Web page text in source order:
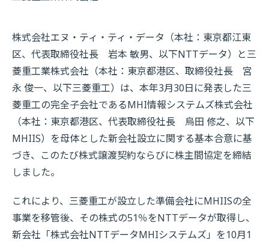
株式会社エヌ・ティ・ティ・データ（本社：東京都江東
区、代表取締役社長 岩本 敏男、以下NTTデータ）と三
菱重工業株式会社（本社：東京都港区、取締役社長 宮
永 俊一、以下三菱重工）は、本年3月30日に発表した三
菱重工の完全子会社であるMHI情報システムズ株式会社
（本社：東京都港区、代表取締役社長 烏田 修之、以下
MHIIS）を母体とした新会社設立に関する基本合意に基
づき、このたび株式譲渡契約ならびに株主間協定を締結
しました。
これにより、三菱重工が設立した準備会社にMHIISの全
事業を移管後、その株式の51％をNTTデータが取得し、
新会社「株式会社NTTデータMHIシステムズ」を10月1